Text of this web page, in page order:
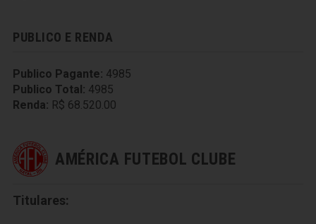
PUBLICO E RENDA
Publico Pagante: 4985
Publico Total: 4985
Renda: R$ 68.520.00
AMÉRICA FUTEBOL CLUBE
Titulares: